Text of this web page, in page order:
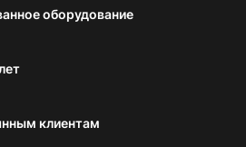
оборудование
клиентам